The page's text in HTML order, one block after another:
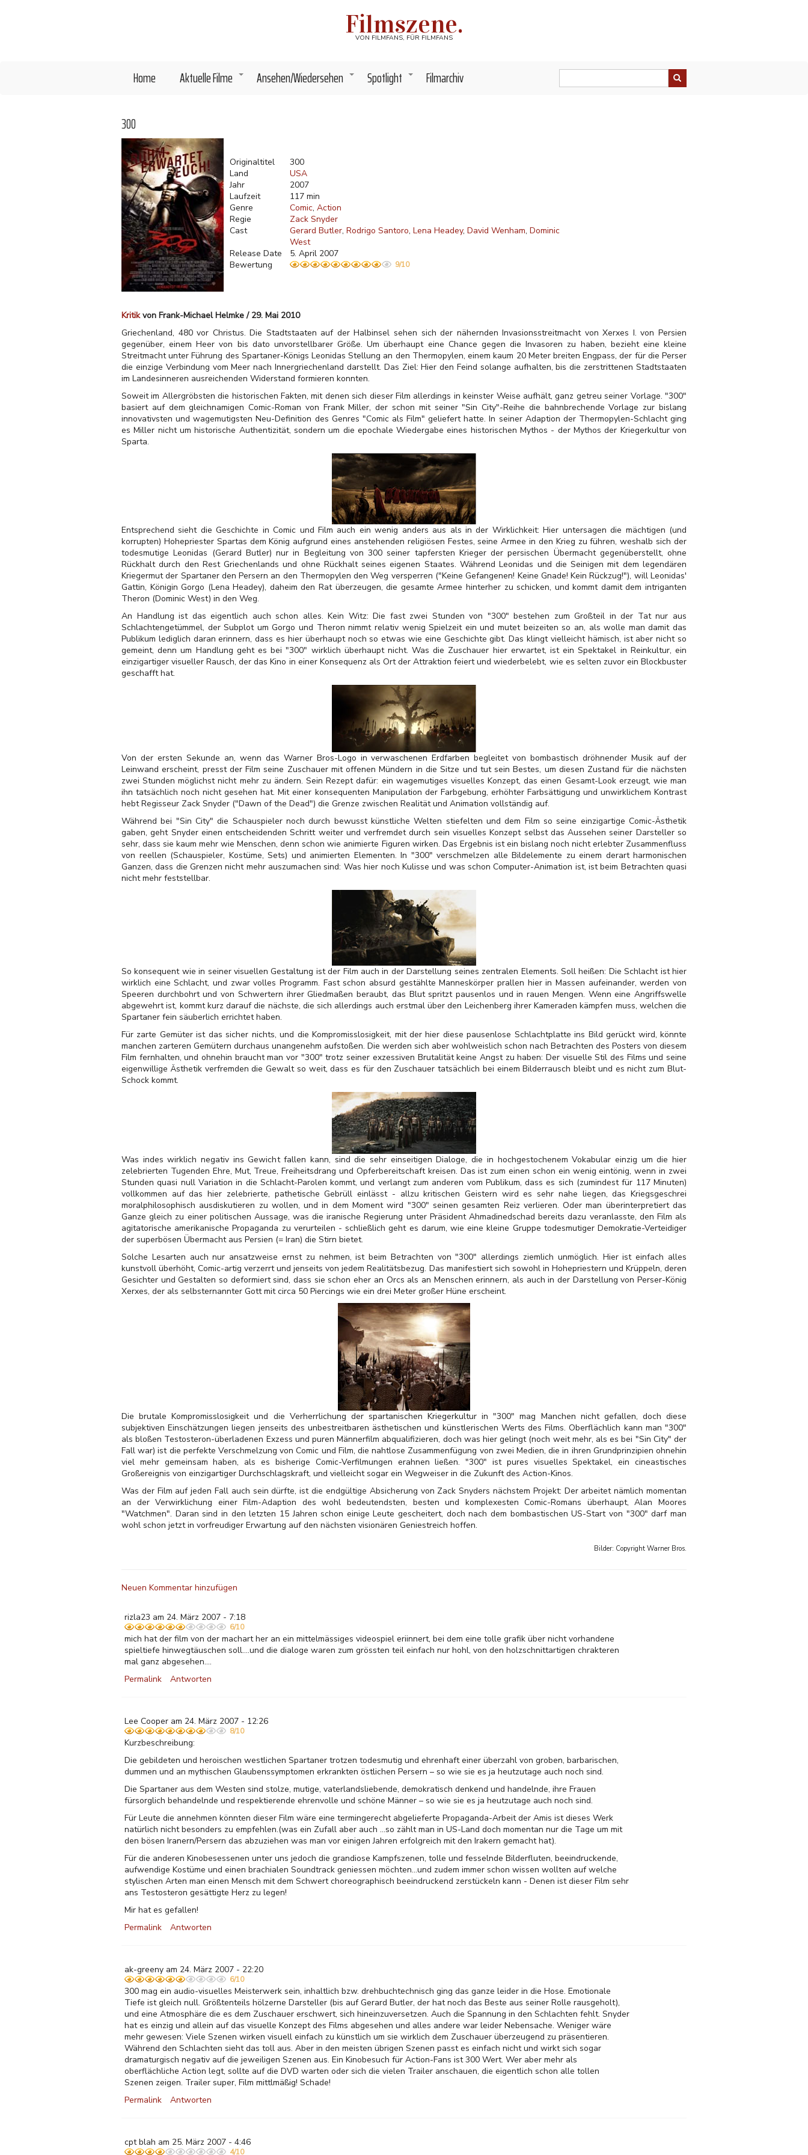
Filmszene.
VON FILMFANS, FÜR FILMFANS
Home +
Aktuelle Filme +
Ansehen/Wiedersehen +
Spotlight Filmarchiv
300
Originaltitel
300
Land
USA
Jahr
2007
Laufzeit
117 min
Genre
Comic Action
Regie
Zack Snyder
Cast
Gerard Butler Rodrigo Santoro Lena Headey David Wenham Dominic
West
Release Date
5. April 2007
Bewertung
9/10
Kritikvon Frank-Michael Helmke / 29. Mai 2010
Griechenland, 480 vor Christus. Die Stadtstaaten auf der Halbinsel sehen sich der nähernden Invasionsstreitmacht von Xerxes I. von Persien
gegenüber, einem Heer von bis dato unvorstellbarer Größe. Um überhaupt eine Chance gegen die Invasoren zu haben, bezieht eine kleine
Streitmacht unter Führung des Spartaner-Königs Leonidas Stellung an den Thermopylen, einem kaum 20 Meter breiten Engpass, der für die Perser
die einzige Verbindung vom Meer nach Innergriechenland darstellt. Das Ziel: Hier den Feind solange aufhalten, bis die zerstrittenen Stadtstaaten
im Landesinneren ausreichenden Widerstand formieren konnten.
Soweit im Allergröbsten die historischen Fakten, mit denen sich dieser Film allerdings in keinster Weise aufhält, ganz getreu seiner Vorlage. "300"
basiert auf dem gleichnamigen Comic-Roman von Frank Miller, der schon mit seiner "Sin City"-Reihe die bahnbrechende Vorlage zur bislang
innovativsten und wagemutigsten Neu-Definition des Genres "Comic als Film" geliefert hatte. In seiner Adaption der Thermopylen-Schlacht ging
es Miller nicht um historische Authentizität, sondern um die epochale Wiedergabe eines historischen Mythos - der Mythos der Kriegerkultur von
Sparta.
Entsprechend sieht die Geschichte in Comic und Film auch ein wenig anders aus als in der Wirklichkeit: Hier untersagen die mächtigen (und
korrupten) Hohepriester Spartas dem König aufgrund eines anstehenden religiösen Festes, seine Armee in den Krieg zu führen, weshalb sich der
todesmutige Leonidas (Gerard Butler) nur in Begleitung von 300 seiner tapfersten Krieger der persischen Übermacht gegenüberstellt, ohne
Rückhalt durch den Rest Griechenlands und ohne Rückhalt seines eigenen Staates. Während Leonidas und die Seinigen mit dem legendären
Kriegermut der Spartaner den Persern an den Thermopylen den Weg versperren ("Keine Gefangenen! Keine Gnade! Kein Rückzug!"), will Leonidas'
Gattin, Königin Gorgo (Lena Headey), daheim den Rat überzeugen, die gesamte Armee hinterher zu schicken, und kommt damit dem intriganten
Theron (Dominic West) in den Weg.
An Handlung ist das eigentlich auch schon alles. Kein Witz: Die fast zwei Stunden von "300" bestehen zum Großteil in der Tat nur aus
Schlachtengetümmel, der Subplot um Gorgo und Theron nimmt relativ wenig Spielzeit ein und mutet beizeiten so an, als wolle man damit das
Publikum lediglich daran erinnern, dass es hier überhaupt noch so etwas wie eine Geschichte gibt. Das klingt vielleicht hämisch, ist aber nicht so
gemeint, denn um Handlung geht es bei "300" wirklich überhaupt nicht. Was die Zuschauer hier erwartet, ist ein Spektakel in Reinkultur, ein
einzigartiger visueller Rausch, der das Kino in einer Konsequenz als Ort der Attraktion feiert und wiederbelebt, wie es selten zuvor ein Blockbuster
geschafft hat.
Von der ersten Sekunde an, wenn das Warner Bros-Logo in verwaschenen Erdfarben begleitet von bombastisch dröhnender Musik auf der
Leinwand erscheint, presst der Film seine Zuschauer mit offenen Mündern in die Sitze und tut sein Bestes, um diesen Zustand für die nächsten
zwei Stunden möglichst nicht mehr zu ändern. Sein Rezept dafür: ein wagemutiges visuelles Konzept, das einen Gesamt-Look erzeugt, wie man
ihn tatsächlich noch nicht gesehen hat. Mit einer konsequenten Manipulation der Farbgebung, erhöhter Farbsättigung und unwirklichem Kontrast
hebt Regisseur Zack Snyder ("Dawn of the Dead") die Grenze zwischen Realität und Animation vollständig auf.
Während bei "Sin City" die Schauspieler noch durch bewusst künstliche Welten stiefelten und dem Film so seine einzigartige Comic-Ästhetik
gaben, geht Snyder einen entscheidenden Schritt weiter und verfremdet durch sein visuelles Konzept selbst das Aussehen seiner Darsteller so
sehr, dass sie kaum mehr wie Menschen, denn schon wie animierte Figuren wirken. Das Ergebnis ist ein bislang noch nicht erlebter Zusammenfluss
von reellen (Schauspieler, Kostüme, Sets) und animierten Elementen. In "300" verschmelzen alle Bildelemente zu einem derart harmonischen
Ganzen, dass die Grenzen nicht mehr auszumachen sind: Was hier noch Kulisse und was schon Computer-Animation ist, ist beim Betrachten quasi
nicht mehr feststellbar.
So konsequent wie in seiner visuellen Gestaltung ist der Film auch in der Darstellung seines zentralen Elements. Soll heißen: Die Schlacht ist hier
wirklich eine Schlacht, und zwar volles Programm. Fast schon absurd gestählte Manneskörper prallen hier in Massen aufeinander, werden von
Speeren durchbohrt und von Schwertern ihrer Gliedmaßen beraubt, das Blut spritzt pausenlos und in rauen Mengen. Wenn eine Angriffswelle
abgewehrt ist, kommt kurz darauf die nächste, die sich allerdings auch erstmal über den Leichenberg ihrer Kameraden kämpfen muss, welchen die
Spartaner fein säuberlich errichtet haben.
Für zarte Gemüter ist das sicher nichts, und die Kompromisslosigkeit, mit der hier diese pausenlose Schlachtplatte ins Bild gerückt wird, könnte
manchen zarteren Gemütern durchaus unangenehm aufstoßen. Die werden sich aber wohlweislich schon nach Betrachten des Posters von diesem
Film fernhalten, und ohnehin braucht man vor "300" trotz seiner exzessiven Brutalität keine Angst zu haben: Der visuelle Stil des Films und seine
eigenwillige Ästhetik verfremden die Gewalt so weit, dass es für den Zuschauer tatsächlich bei einem Bilderrausch bleibt und es nicht zum Blut-
Schock kommt.
Was indes wirklich negativ ins Gewicht fallen kann, sind die sehr einseitigen Dialoge, die in hochgestochenem Vokabular einzig um die hier
zelebrierten Tugenden Ehre, Mut, Treue, Freiheitsdrang und Opferbereitschaft kreisen. Das ist zum einen schon ein wenig eintönig, wenn in zwei
Stunden quasi null Variation in die Schlacht-Parolen kommt, und verlangt zum anderen vom Publikum, dass es sich (zumindest für 117 Minuten)
vollkommen auf das hier zelebrierte, pathetische Gebrüll einlässt - allzu kritischen Geistern wird es sehr nahe liegen, das Kriegsgeschrei
moralphilosophisch ausdiskutieren zu wollen, und in dem Moment wird "300" seinen gesamten Reiz verlieren. Oder man überinterpretiert das
Ganze gleich zu einer politischen Aussage, was die iranische Regierung unter Präsident Ahmadinedschad bereits dazu veranlasste, den Film als
agitatorische amerikanische Propaganda zu verurteilen - schließlich geht es darum, wie eine kleine Gruppe todesmutiger Demokratie-Verteidiger
der superbösen Übermacht aus Persien (= Iran) die Stirn bietet.
Solche Lesarten auch nur ansatzweise ernst zu nehmen, ist beim Betrachten von "300" allerdings ziemlich unmöglich. Hier ist einfach alles
kunstvoll überhöht, Comic-artig verzerrt und jenseits von jedem Realitätsbezug. Das manifestiert sich sowohl in Hohepriestern und Krüppeln, deren
Gesichter und Gestalten so deformiert sind, dass sie schon eher an Orcs als an Menschen erinnern, als auch in der Darstellung von Perser-König
Xerxes, der als selbsternannter Gott mit circa 50 Piercings wie ein drei Meter großer Hüne erscheint.
Die brutale Kompromisslosigkeit und die Verherrlichung der spartanischen Kriegerkultur in "300" mag Manchen nicht gefallen, doch diese
subjektiven Einschätzungen liegen jenseits des unbestreitbaren ästhetischen und künstlerischen Werts des Films. Oberflächlich kann man "300"
als bloßen Testosteron-überladenen Exzess und puren Männerfilm abqualifizieren, doch was hier gelingt (noch weit mehr, als es bei "Sin City" der
Fall war) ist die perfekte Verschmelzung von Comic und Film, die nahtlose Zusammenfügung von zwei Medien, die in ihren Grundprinzipien ohnehin
viel mehr gemeinsam haben, als es bisherige Comic-Verfilmungen erahnen ließen. "300" ist pures visuelles Spektakel, ein cineastisches
Großereignis von einzigartiger Durchschlagskraft, und vielleicht sogar ein Wegweiser in die Zukunft des Action-Kinos.
Was der Film auf jeden Fall auch sein dürfte, ist die endgültige Absicherung von Zack Snyders nächstem Projekt: Der arbeitet nämlich momentan
an der Verwirklichung einer Film-Adaption des wohl bedeutendsten, besten und komplexesten Comic-Romans überhaupt, Alan Moores
"Watchmen". Daran sind in den letzten 15 Jahren schon einige Leute gescheitert, doch nach dem bombastischen US-Start von "300" darf man
wohl schon jetzt in vorfreudiger Erwartung auf den nächsten visionären Geniestreich hoffen.
Bilder: Copyright Warner Bros.
Neuen Kommentar hinzufügen
rizla23 am 24. März 2007 - 7:18
6/10
mich hat der film von der machart her an ein mittelmässiges videospiel eriinnert, bei dem eine tolle grafik über nicht vorhandene
spieltiefe hinwegtäuschen soll....und die dialoge waren zum grössten teil einfach nur hohl, von den holzschnittartigen chrakteren
mal ganz abgesehen....
Permalink
Antworten
Lee Cooper am 24. März 2007 - 12:26
8/10
Kurzbeschreibung:
Die gebildeten und heroischen westlichen Spartaner trotzen todesmutig und ehrenhaft einer überzahl von groben, barbarischen,
dummen und an mythischen Glaubenssymptomen erkrankten östlichen Persern – so wie sie es ja heutzutage auch noch sind.
Die Spartaner aus dem Westen sind stolze, mutige, vaterlandsliebende, demokratisch denkend und handelnde, ihre Frauen
fürsorglich behandelnde und respektierende ehrenvolle und schöne Männer – so wie sie es ja heutzutage auch noch sind.
Für Leute die annehmen könnten dieser Film wäre eine termingerecht abgelieferte Propaganda-Arbeit der Amis ist dieses Werk
natürlich nicht besonders zu empfehlen.(was ein Zufall aber auch ...so zählt man in US-Land doch momentan nur die Tage um mit
den bösen Iranern/Persern das abzuziehen was man vor einigen Jahren erfolgreich mit den Irakern gemacht hat).
Für die anderen Kinobesessenen unter uns jedoch die grandiose Kampfszenen, tolle und fesselnde Bilderfluten, beeindruckende,
aufwendige Kostüme und einen brachialen Soundtrack geniessen möchten...und zudem immer schon wissen wollten auf welche
stylischen Arten man einen Mensch mit dem Schwert choreographisch beeindruckend zerstückeln kann - Denen ist dieser Film sehr
ans Testosteron gesättigte Herz zu legen!
Mir hat es gefallen!
Permalink
Antworten
ak-greeny am 24. März 2007 - 22:20
6/10
300 mag ein audio-visuelles Meisterwerk sein, inhaltlich bzw. drehbuchtechnisch ging das ganze leider in die Hose. Emotionale
Tiefe ist gleich null. Größtenteils hölzerne Darsteller (bis auf Gerard Butler, der hat noch das Beste aus seiner Rolle rausgeholt),
und eine Atmosphäre die es dem Zuschauer erschwert, sich hineinzuversetzen. Auch die Spannung in den Schlachten fehlt. Snyder
hat es einzig und allein auf das visuelle Konzept des Films abgesehen und alles andere war leider Nebensache. Weniger wäre
mehr gewesen: Viele Szenen wirken visuell einfach zu künstlich um sie wirklich dem Zuschauer überzeugend zu präsentieren.
Während den Schlachten sieht das toll aus. Aber in den meisten übrigen Szenen passt es einfach nicht und wirkt sich sogar
dramaturgisch negativ auf die jeweiligen Szenen aus. Ein Kinobesuch für Action-Fans ist 300 Wert. Wer aber mehr als
oberflächliche Action legt, sollte auf die DVD warten oder sich die vielen Trailer anschauen, die eigentlich schon alle tollen
Szenen zeigen. Trailer super, Film mittlmäßig! Schade!
Permalink
Antworten
cpt blah am 25. März 2007 - 4:46
4/10